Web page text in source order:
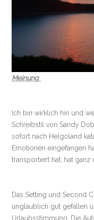
Meinung
Ich bin wirklich hin und
Schreibstil von Sandy
sofort nach Helgoland
Emotionen eingefangen
transportiert hat, hat ganz
Das Setting und Second
unglaublich gut gefallen
Urlaubsstimmung. Die